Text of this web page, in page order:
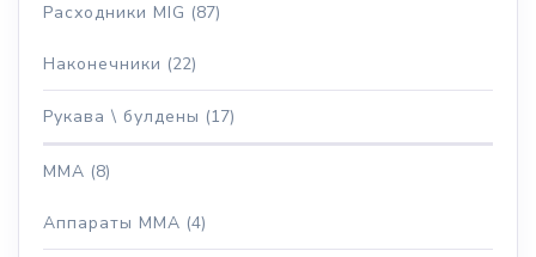
Расходники MIG (87)
Наконечники (22)
Рукава \ булдены (17)
MMA (8)
Аппараты MMA (4)